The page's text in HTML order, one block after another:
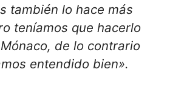
también lo hace más
teníamos que hacerlo
de lo contrario
entendido bien».